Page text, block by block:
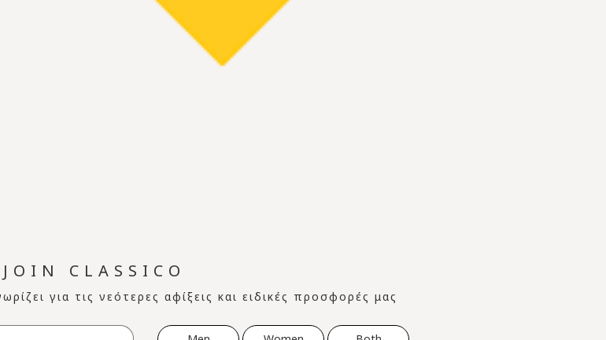
JOIN CLASSICO
για τις νεότερες αφίξεις και ειδικές προσφορές μας